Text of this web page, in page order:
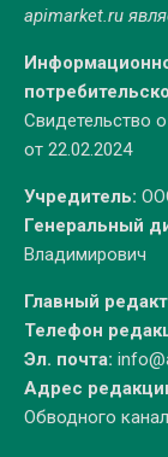
apimarket.ru
Свидетельство
от 22.02.2024
Учредитель:
Генеральный
Владимирович
Главный
Телефон
Эл. почта:
Адрес
Обводного